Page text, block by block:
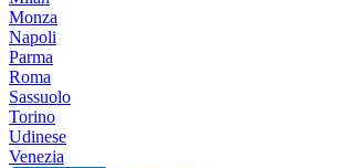
Monza
Napoli
Parma
Roma
Sassuolo
Torino
Udinese
Venezia